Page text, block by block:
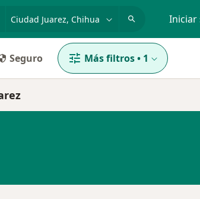
Iniciar
Seguro Más filtros• 1